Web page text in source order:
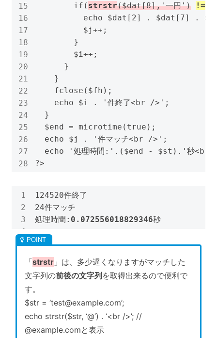
        if(
strstr($dat[8],'一円') !==
echo $dat[2] . $dat[7] .
          $j++;
        }
        $i++;
      }
    }
    fclose($fh);
    echo $i . '件終了<br />';
  }
  $end = microtime(true);
  echo $j . '件マッチ<br />';
echo '処理時間:'.($end - $st).'秒<br
?>
124520件終了
24件マッチ
処理時間: 0.072556018829346秒
「strstr 」は、多少遅くなりますがマッチした
文字列の前後の文字列 を取得出来るので便利で
す。
$str = ‘test@example.com’;
echo strstr($str, ‘@’) . ‘<br />’; //
@example.comと表示